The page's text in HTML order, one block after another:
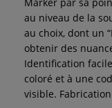
au niveau de la
au choix, dont un
obtenir des
Identification
coloré et à une
visible.